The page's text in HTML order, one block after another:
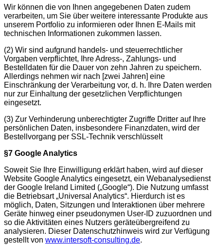
Wir können die von Ihnen angegebenen Daten zudem
verarbeiten, um Sie über weitere interessante Produkte aus
unserem Portfolio zu informieren oder Ihnen E-Mails mit
technischen Informationen zukommen lassen.
(2) Wir sind aufgrund handels- und steuerrechtlicher
Vorgaben verpflichtet, Ihre Adress-, Zahlungs- und
Bestelldaten für die Dauer von zehn Jahren zu speichern.
Allerdings nehmen wir nach [zwei Jahren] eine
Einschränkung der Verarbeitung vor, d. h. Ihre Daten werden
nur zur Einhaltung der gesetzlichen Verpflichtungen
eingesetzt.
(3) Zur Verhinderung unberechtigter Zugriffe Dritter auf Ihre
persönlichen Daten, insbesondere Finanzdaten, wird der
Bestellvorgang per SSL-Technik verschlüsselt
§7 Google Analytics
Soweit Sie Ihre Einwilligung erklärt haben, wird auf dieser
Website Google Analytics eingesetzt, ein Webanalysedienst
der Google Ireland Limited („Google“). Die Nutzung umfasst
die Betriebsart „Universal Analytics“. Hierdurch ist es
möglich, Daten, Sitzungen und Interaktionen über mehrere
Geräte hinweg einer pseudonymen User-ID zuzuordnen und
so die Aktivitäten eines Nutzers geräteübergreifend zu
analysieren. Dieser Datenschutzhinweis wird zur Verfügung
gestellt von www.intersoft-consulting.de.